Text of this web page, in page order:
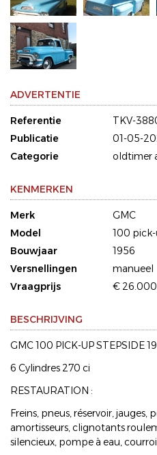
ADVERTENTIE
Referentie
TKV-
Publicatie
01-05-
Categorie
oldtimer
KENMERKEN
Merk
GMC
Model
100
Bouwjaar
1956
Versnellingen
manueel
Vraagprijs
€ 26.000
BESCHRIJVING
GMC 100 PICK-UP STEPSIDE
6 Cylindres 270 ci
RESTAURATION :
Freins, pneus, réservoir, jauges,
amortisseurs, clignotants
silencieux, pompe à eau,